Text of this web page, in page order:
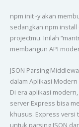
npm init -y akan
sedangkan npm
projectmu. Inilah
membangun API
JSON Parsing
dalam Aplikasi Modern
Di era aplikasi
server Express bisa
khusus. Express versi
untuk parsing JSON